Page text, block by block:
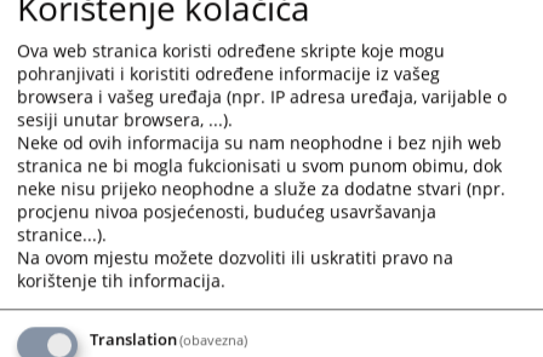
Sedmica sudske nagodbe od 19. do 30.
maja 2025. godine
Sedmica sudske nagodbe u Okruznom privrednom sudu u
Trebinju od 19. do 30. maja 2025.godine
20.05.2025.
Akcioni plan za provođenje strategije
unapređenja rodne ravnoprvnosti u
pravosuđu BiH
Akcioni plan za provođenje strategije unapređenja rodne
ravnoprvnosti u pravosuđu BiH
Ova web stranica koristi određene skripte koje mogu
pohranjivati i koristiti određene informacije iz vašeg
browsera i vašeg uređaja (npr. IP adresa uređaja, varijable o
sesiji unutar browsera, ...).
Neke od ovih informacija su nam neophodne i bez njih web
stranica ne bi mogla fukcionisati u svom punom obimu, dok
neke nisu prijeko neophodne a služe za dodatne stvari (npr.
procjenu nivoa posjećenosti, budućeg usavršavanja
stranice...).
Na ovom mjestu možete dozvoliti ili uskratiti pravo na
korištenje tih informacija.
Translation(obavezna)